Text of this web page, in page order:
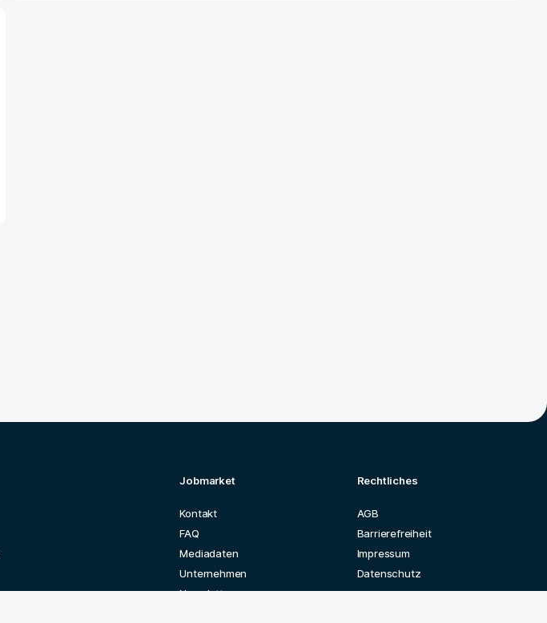
Jobmarket
Kontakt
FAQ
Mediadaten
Unternehmen
Newsletter
Rechtliches
AGB
Barrierefreiheit
Impressum
Datenschutz